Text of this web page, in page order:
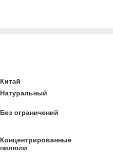
Китай
Натуральный
Без ограничений
Концентрированные
пилюли